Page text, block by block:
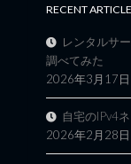
RECENT
レンタルサ
調べてみた
2026年3月17日
自宅のIPv4
2026年2月28日